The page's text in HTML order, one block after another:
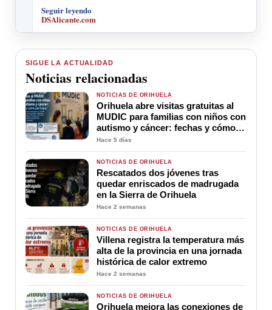
Seguir leyendo
DSAlicante.com
SIGUE LA ACTUALIDAD
Noticias relacionadas
NOTICIAS DE ORIHUELA
Orihuela abre visitas gratuitas al
MUDIC para familias con niños con
autismo y cáncer: fechas y cómo
participar
Hace 5 días
NOTICIAS DE ORIHUELA
Rescatados dos jóvenes tras
quedar enriscados de madrugada
en la Sierra de Orihuela
Hace 2 semanas
NOTICIAS DE ORIHUELA
Villena registra la temperatura más
alta de la provincia en una jornada
histórica de calor extremo
Hace 2 semanas
NOTICIAS DE ORIHUELA
Orihuela mejora las conexiones de